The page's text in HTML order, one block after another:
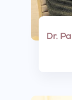
Dr.